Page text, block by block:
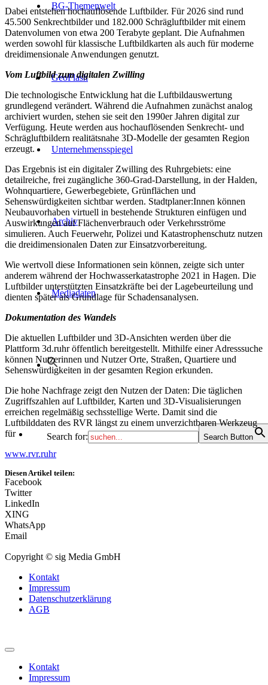
BG-Themenwelt
GeoFlash
Unternehmensspiegel
Archiv
Mediadaten
Search for: Search Button
Dabei entstehen hochauflösende Luftbilder. Für 2026 sind rund
45.500 Senkrechtbilder und 182.000 Schrägluftbilder mit einem
Datenvolumen von etwa 200 Terabyte geplant. Die Aufnahmen
werden sowohl für klassische Luftbildkarten als auch für moderne
dreidimensionale Anwendungen genutzt.
Vom Luftbild zum digitalen Zwilling
Die technologische Entwicklung hat die Luftbildauswertung
grundlegend verändert. Während die Aufnahmen zunächst analog
archiviert wurden, stehen sie seit den 1990er Jahren digital zur
Verfügung. Heute werden aus hochauflösenden Senkrecht- und
Schrägluftbildern realitätsnahe 3D-Modelle der gesamten Region
erzeugt.
Das Ergebnis ist ein digitaler Zwilling des Ruhrgebiets: eine
detailreiche, frei zugängliche 360-Grad-Darstellung, in der Halden,
Wohnquartiere, Gewerbegebiete, Grünflächen und
Sehenswürdigkeiten sichtbar werden. Stadtplaner:Innen können
Neubauvorhaben virtuell in bestehende Strukturen einfügen und
Auswirkungen auf Flächenverbrauch oder Verkehrsströme
simulieren. Auch Feuerwehr, Polizei und Katastrophenschutz nutzen
die dreidimensionalen Daten zur Einsatzvorbereitung.
Wie wertvoll diese Informationen sein können, zeigte sich unter
anderem während der Hochwasserkatastrophe 2021 in Hagen. Die
Luftbilder unterstützten Einsatzkräfte bei der Lagebeurteilung und
dienten später als Grundlage für Schadensanalysen.
Dokumentation des Wandels
Die aktuellen Luftbilder und 3D-Ansichten werden über die
Plattform 3d.ruhr öffentlich bereitgestellt. Mithilfe einer Adresssuche
können Nutzerinnen und Nutzer Orte, Straßen, Quartiere und
Sehenswürdigkeiten in der gesamten Region erkunden.
Die hohe Nachfrage zeigt den Nutzen der Daten: Die täglichen
Zugriffszahlen auf Luftbilder, Karten und 3D-Visualisierungen
erreichen regelmäßig sechsstellige Werte. Damit sind die
Luftbilddaten des RVR längst zu einem unverzichtbaren Werkzeug
für
www.rvr.ruhr
Diesen Artikel teilen:
Facebook
Twitter
LinkedIn
XING
WhatsApp
Email
Copyright © sig Media GmbH
Kontakt
Impressum
Datenschutzerklärung
AGB
Kontakt
Impressum